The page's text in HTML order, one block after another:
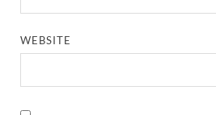
WEBSITE